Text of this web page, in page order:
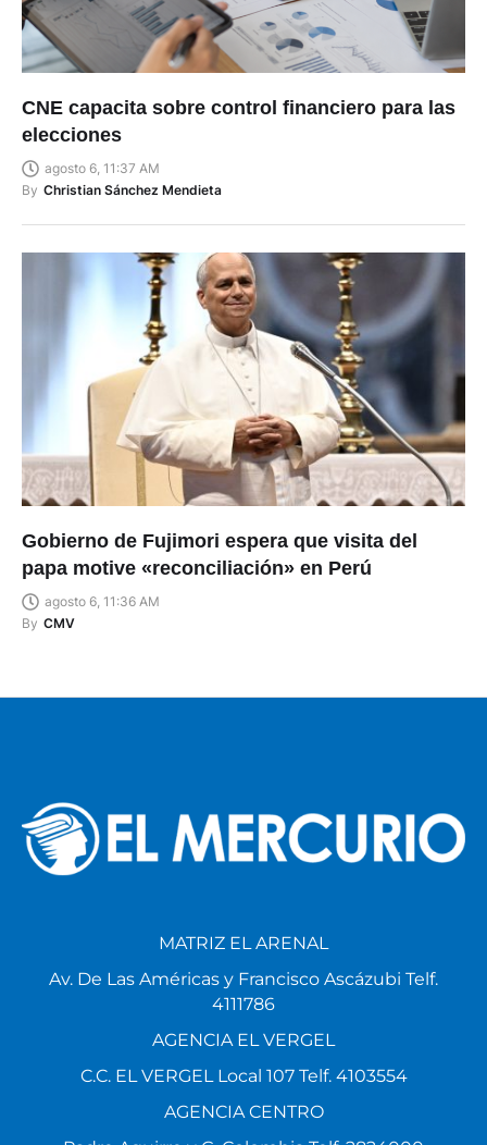
CNE capacita sobre control financiero para las
elecciones
agosto 6, 11:37 AM
By
Christian Sánchez Mendieta
Gobierno de Fujimori espera que visita del
papa motive «reconciliación» en Perú
agosto 6, 11:36 AM
By
Av. De Las Américas y Francisco Ascázubi Telf.
4111786
AGENCIA EL VERGEL
C.C. EL VERGEL Local 107 Telf. 4103554
AGENCIA CENTRO
Padre Aguirre y G. Colombia Telf. 2824000